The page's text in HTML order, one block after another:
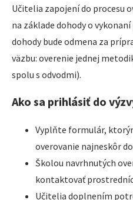
Učitelia zapojení do procesu
na základe dohody o
dohody bude odmena za
väzbu: overenie jednej
spolu s odvodmi).
Ako sa prihlásiť do
Vyplňte formulár,
overovanie najneskôr do
Školou navrhnutých
kontaktovať
Učitelia doplnením